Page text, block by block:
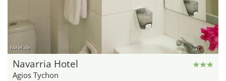
hotel.de
Navarria Hotel
Agios Tychon